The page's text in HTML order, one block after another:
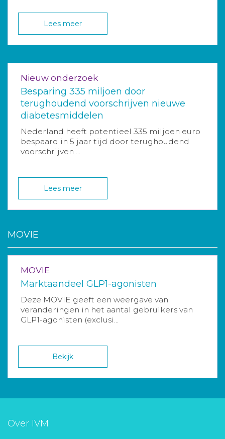
Lees meer
Nieuw onderzoek
Besparing 335 miljoen door
terughoudend voorschrijven nieuwe
diabetesmiddelen
Nederland heeft potentieel 335 miljoen euro
bespaard in 5 jaar tijd door terughoudend
voorschrijven ...
Lees meer
MOVIE
MOVIE
Marktaandeel GLP1-agonisten
Deze MOVIE geeft een weergave van
veranderingen in het aantal gebruikers van
GLP1-agonisten (exclusi...
Bekijk
Over IVM